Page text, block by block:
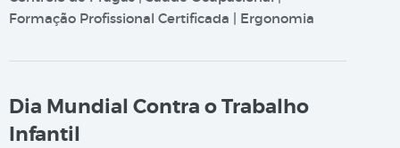
Formação Profissional Certificada | Ergonomia
Dia Mundial Contra o Trabalho
Infantil